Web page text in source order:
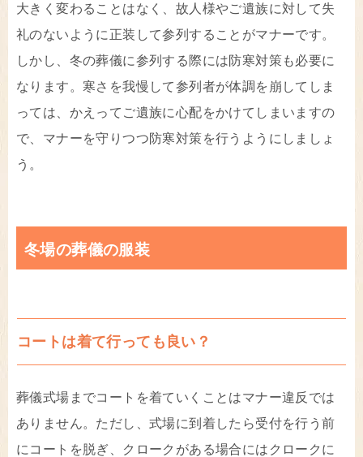
大きく変わることはなく、故人様やご遺族に対して失
礼のないように正装して参列することがマナーです。
しかし、冬の葬儀に参列する際には防寒対策も必要に
なります。寒さを我慢して参列者が体調を崩してしま
っては、かえってご遺族に心配をかけてしまいますの
で、マナーを守りつつ防寒対策を行うようにしましょ
う。
冬場の葬儀の服装
コートは着て行っても良い？
葬儀式場までコートを着ていくことはマナー違反では
ありません。ただし、式場に到着したら受付を行う前
にコートを脱ぎ、クロークがある場合にはクロークに